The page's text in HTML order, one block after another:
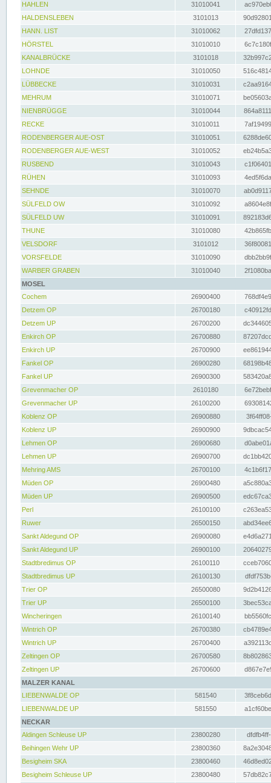
HAHLEN
31010041
HALDENSLEBEN
3101013
HANN. LIST
31010062
HÖRSTEL
31010010
KANALBRÜCKE
3101018
LOHNDE
31010050
LÜBBECKE
31010031
MEHRUM
31010071
NIENBRÜGGE
31010044
RECKE
31010011
RODENBERGER AUE-OST
31010051
RODENBERGER AUE-WEST
31010052
RUSBEND
31010043
RÜHEN
31010093
SEHNDE
31010070
SÜLFELD OW
31010092
SÜLFELD UW
31010091
THUNE
31010080
VELSDORF
3101012
VORSFELDE
31010090
WARBER GRABEN
31010040
MOSEL
Cochem
26900400
Detzem OP
26700180
Detzem UP
26700200
Enkirch OP
26700880
Enkirch UP
26700900
Fankel OP
26900280
Fankel UP
26900300
Grevenmacher OP
2610180
Grevenmacher UP
26100200
Koblenz OP
26900880
Koblenz UP
26900900
Lehmen OP
26900680
Lehmen UP
26900700
Mehring AMS
26700100
Müden OP
26900480
Müden UP
26900500
Perl
26100100
Ruwer
26500150
Sankt Aldegund OP
26900080
Sankt Aldegund UP
26900100
Stadtbredimus OP
26100110
Stadtbredimus UP
26100130
Trier OP
26500080
Trier UP
26500100
Wincheringen
26100140
Wintrich OP
26700380
Wintrich UP
26700400
Zeltingen OP
26700580
Zeltingen UP
26700600
MALZER KANAL
LIEBENWALDE OP
581540
LIEBENWALDE UP
581550
NECKAR
Aldingen Schleuse UP
23800280
Beihingen Wehr UP
23800360
Besigheim SKA
23800460
Besigheim Schleuse UP
23800480